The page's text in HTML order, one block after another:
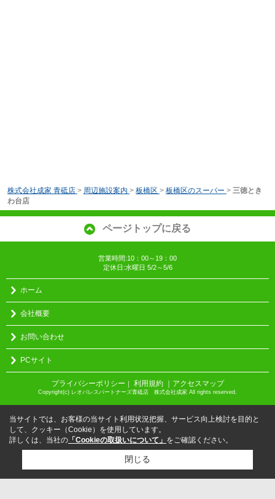
株式会社成家 青砥店 > 周辺施設案内 > 板橋区 > 板橋区のスーパー > 三徳とき
わ台店
ページトップに戻る
営業時間:10：00～19：00
定休日:水曜日 5/2～5/6
ホーム
会社概要
お問い合わせ
PCサイト
プライバシーポリシー ｜ 利用規約 ｜アクセスマップ
Copyright(c) レオパレスパートナーズ青砥店 株式会社成家 All rights reserved.
当サイトでは、お客様の当サイト利用状況把握、サービス向上検討を目的と
して、クッキー（Cookie）を使用しています。
詳しくは、当社の 「Cookieの取扱いについて」 をご確認ください。
閉じる